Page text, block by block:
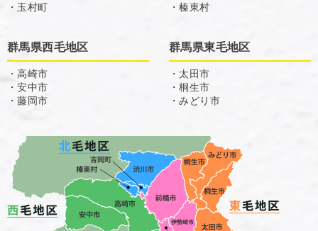
・玉村町
・榛東村
群馬県西毛地区
・高崎市
・安中市
・藤岡市
群馬県東毛地区
・太田市
・桐生市
・みどり市